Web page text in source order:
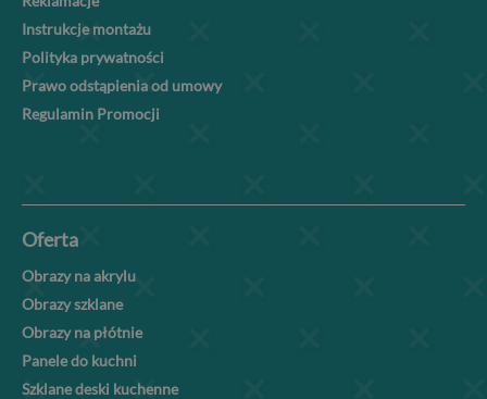
Instrukcje montażu
Polityka prywatności
Prawo odstąpienia od umowy
Regulamin Promocji
Oferta
Obrazy na akrylu
Obrazy szklane
Obrazy na płótnie
Panele do kuchni
Szklane deski kuchenne